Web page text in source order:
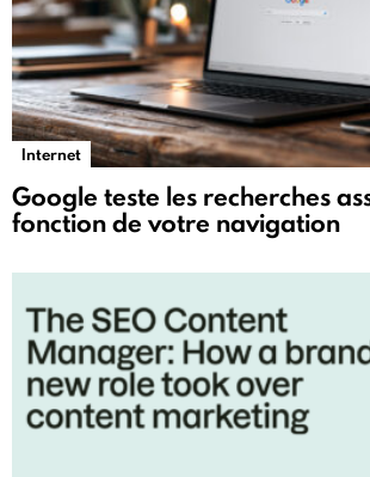
Internet
Google teste les recherches
fonction de votre navigation